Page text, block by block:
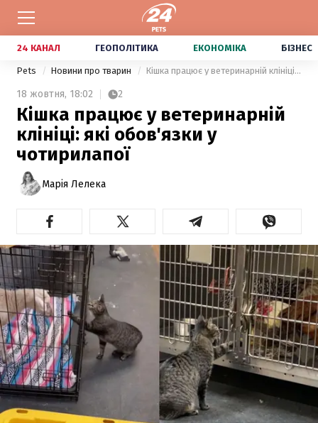
24 КАНАЛ ГЕОПОЛІТИКА ЕКОНОМІКА БІЗНЕС
Pets Новини про тварин Кішка працює у ветеринарній клініці: які обов'язки у чотирилапої
18 жовтня, 18:02 2
Кішка працює у ветеринарній
клініці: які обов'язки у
чотирилапої
Марія Лелека